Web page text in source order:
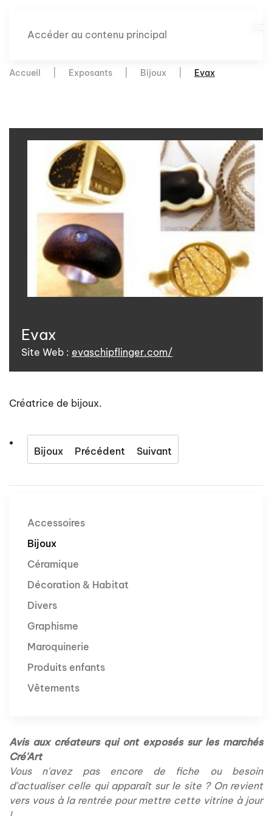
Accéder au contenu principal
Accueil Exposants Bijoux Evax
Evax
Site Web : evaschipflinger.com/
Créatrice de bijoux.
Bijoux Précédent Suivant
Accessoires
Bijoux
Céramique
Décoration & Habitat
Divers
Graphisme
Maroquinerie
Produits enfants
Vêtements
Avis aux créateurs qui ont exposés sur les marchés
Cré'Art
Vous n'avez pas encore de fiche ou besoin
d'actualiser celle qui apparaît sur le site ? On revient
vers vous à la rentrée pour mettre cette vitrine à jour